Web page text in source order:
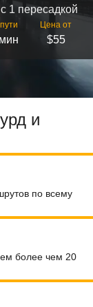
1 пересадкой
Цена от
$55
и
по всему
более чем 20